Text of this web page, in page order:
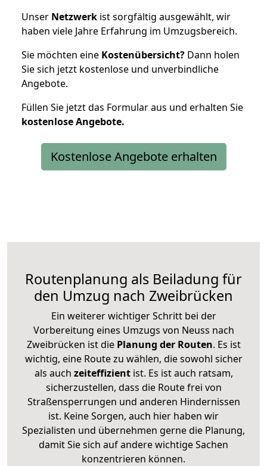
Unser Netzwerk ist sorgfältig ausgewählt, wir
haben viele Jahre Erfahrung im Umzugsbereich.
Sie möchten eine Kostenübersicht? Dann holen
Sie sich jetzt kostenlose und unverbindliche
Angebote.
Füllen Sie jetzt das Formular aus und erhalten Sie
kostenloseAngebote.
Kostenlose Angebote erhalten
Routenplanung als Beiladung für
den Umzug nach Zweibrücken
Ein weiterer wichtiger Schritt bei der
Vorbereitung eines Umzugs von Neuss nach
Zweibrücken ist diePlanung der Routen. Es ist
wichtig, eine Route zu wählen, die sowohl sicher
als auch zeiteffizientist. Es ist auch ratsam,
sicherzustellen, dass die Route frei von
Straßensperrungen und anderen Hindernissen
ist. Keine Sorgen, auch hier haben wir
Spezialisten und übernehmen gerne die Planung,
damit Sie sich auf andere wichtige Sachen
konzentrieren können.